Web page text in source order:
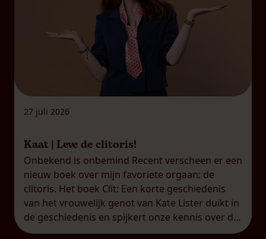
27 juli 2026
Kaat | Leve de clitoris!
Onbekend is onbemind Recent verscheen er een
nieuw boek over mijn favoriete orgaan: de
clitoris. Het boek Clit: Een korte geschiedenis
van het vrouwelijk genot van Kate Lister duikt in
de geschiedenis en spijkert onze kennis over de
clitoris duchtig bij. Dat is helaas nog altijd nodig,